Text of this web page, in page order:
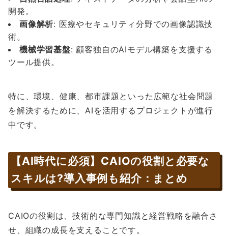
開発。
画像解析: 医療やセキュリティ分野での画像認識技
術。
機械学習基盤: 顧客独自のAIモデル構築を支援する
ツール提供。
特に、環境、健康、都市課題といった広範な社会問題
を解決するために、AIを活用するプロジェクトが進行
中です。
【AI時代に必須】CAIOの役割と必要な
スキルは?導入事例も紹介：まとめ
CAIOの役割は、技術的な専門知識と経営戦略を融合さ
せ、組織の成長を支えることです。